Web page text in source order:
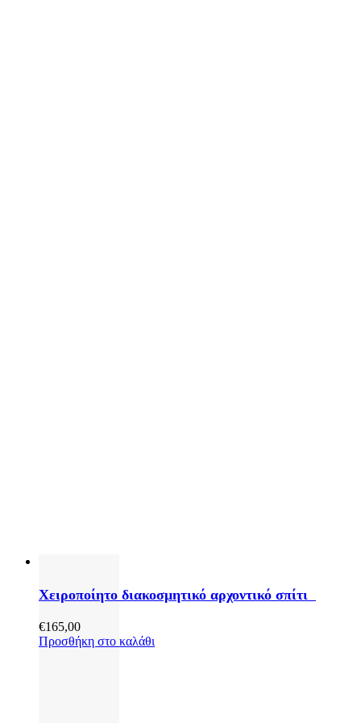
Χειροποίητο διακοσμητικό αρχοντικό σπίτι
€165,00
Προσθήκη στο καλάθι